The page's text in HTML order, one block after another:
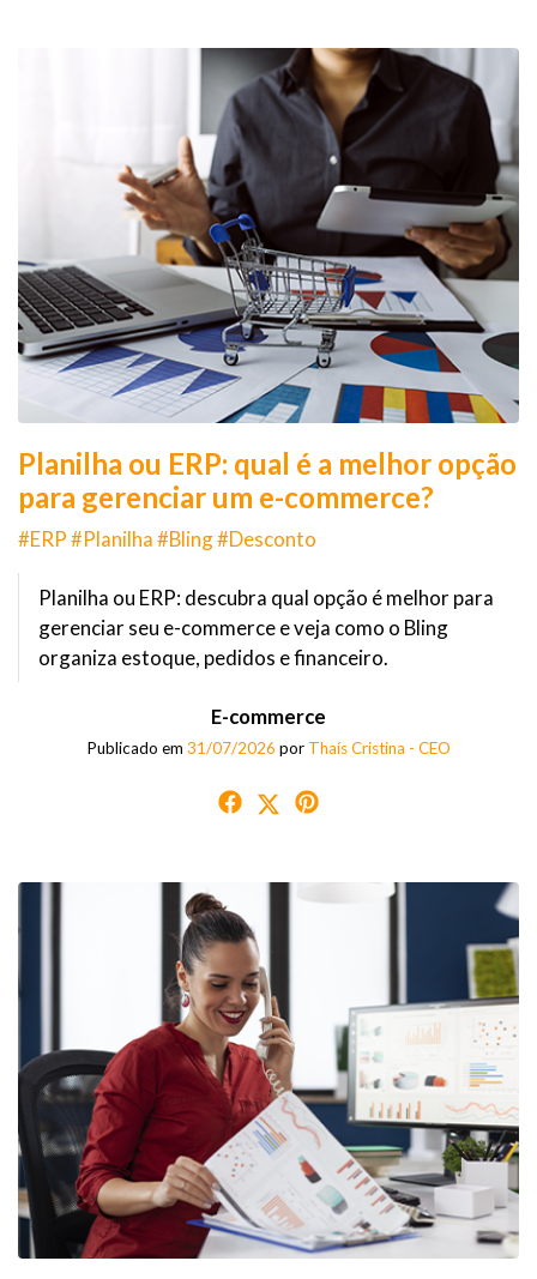
Planilha ou ERP: qual é a melhor opção
para gerenciar um e-commerce?
#ERP #Planilha #Bling #Desconto
Planilha ou ERP: descubra qual opção é melhor para
gerenciar seu e-commerce e veja como o Bling
organiza estoque, pedidos e financeiro.
E-commerce
Publicado em 31/07/2026 por Thaís Cristina - CEO